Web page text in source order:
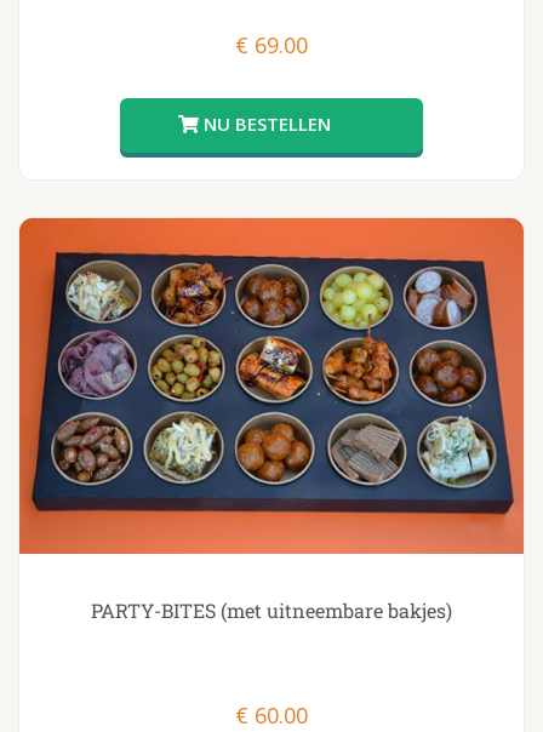
€ 69.00
PARTY-BITES (met uitneembare bakjes)
€ 60.00